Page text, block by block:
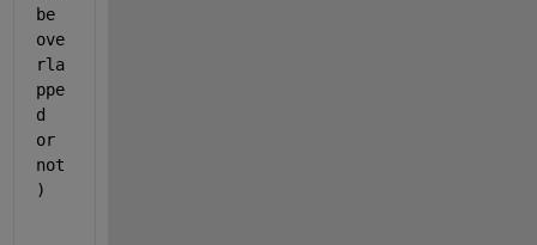
be
ove
rla
ppe
d
or
not
)